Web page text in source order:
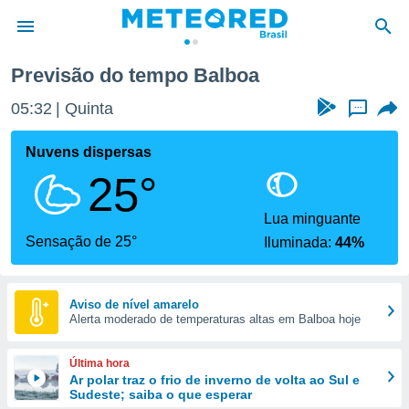
da
fornecidas
a este
das
e
forma
digital
Previsão do tempo Balboa
05:32 Quinta ...
Nuvens dispersas
25°
Sensação de 25°
Lua minguante
Iluminada:44%
Aviso de nível amarelo
Alerta moderado de temperaturas altas em Balboa hoje
Última hora
Ar polar traz o frio de inverno de volta ao Sul e
Sudeste; saiba o que esperar